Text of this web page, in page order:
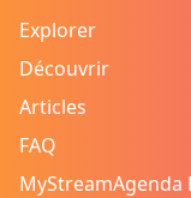
Explorer
Découvrir
Articles
FAQ
MyStreamAgenda